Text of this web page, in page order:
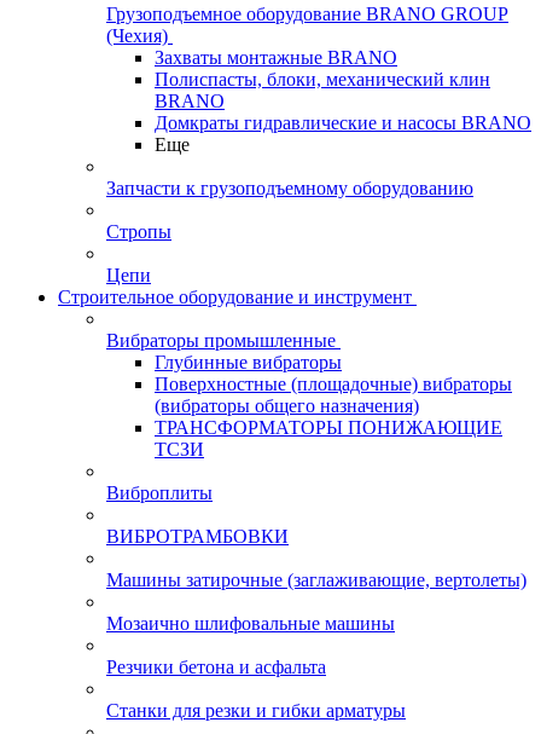
Грузоподъемное оборудование BRANO GROUP
(Чехия)
Захваты монтажные BRANO
Полиспасты, блоки, механический клин
BRANO
Домкраты гидравлические и насосы BRANO
Еще
Запчасти к грузоподъемному оборудованию
Стропы
Цепи
Строительное оборудование и инструмент
Вибраторы промышленные
Глубинные вибраторы
Поверхностные (площадочные) вибраторы
(вибраторы общего назначения)
ТРАНСФОРМАТОРЫ ПОНИЖАЮЩИЕ
ТСЗИ
Виброплиты
ВИБРОТРАМБОВКИ
Машины затирочные (заглаживающие, вертолеты)
Мозаично шлифовальные машины
Резчики бетона и асфальта
Станки для резки и гибки арматуры